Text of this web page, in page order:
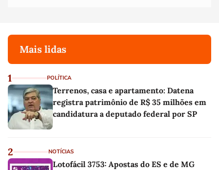
Mais lidas
1 POLÍTICA
Terrenos, casa e apartamento: Datena
registra patrimônio de R$ 35 milhões em
candidatura a deputado federal por SP
2 NOTÍCIAS
Lotofácil 3753: Apostas do ES e de MG